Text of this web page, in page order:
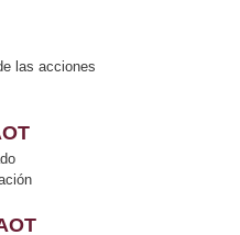
las acciones